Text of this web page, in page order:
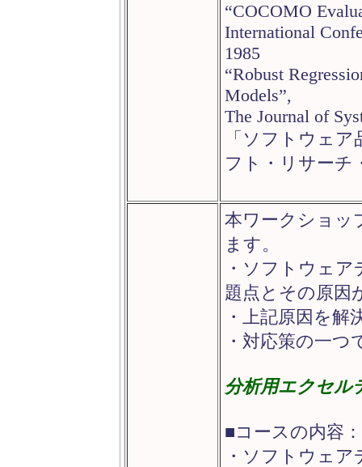
“COCOMO
International
1985
“Robust
Models”,
The Journal of
「ソフトウェ
フト・リサーチ
本ワークショッ
ます。
・ソフトウェ
題点とその原因
・上記原因を
・対応策の一
分析用エクセル
■コースの内容：
・ソフトウェ